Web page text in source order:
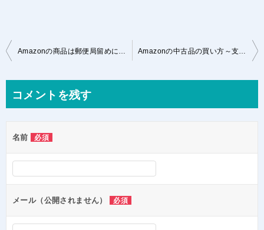
投
ビ
ー
シ
ョ
ン
コメントを残す
名前 必須
メール（公開されません） 必須